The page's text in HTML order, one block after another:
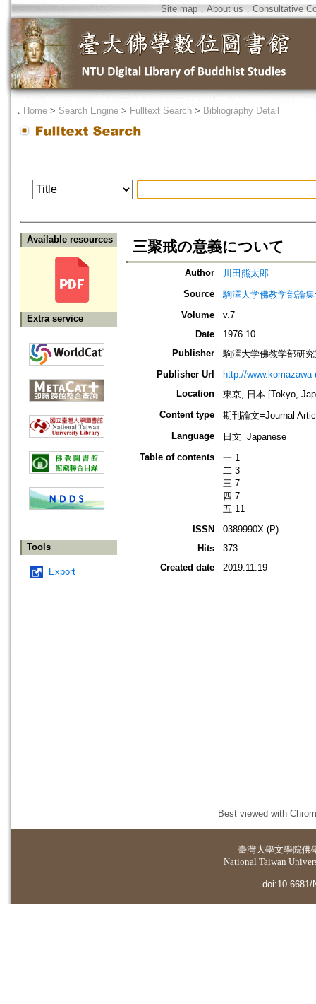
Site map．About us ． Consultative
． Home > Search Engine > Fulltext Search > Bibliography Detail
Available resources
Extra service
Tools
Export
三聚戒の意義について
Author
川田熊太郎
Source
駒澤大学佛教学部論
Volume
v.7
Date
1976.10
Publisher
駒澤大学佛教学部研
Publisher Url
http://
Location
東京, 日本 [Tokyo,
Content type
期刊論文=Journal
Language
日文=Japanese
Table of contents
一 1
二 3
三 7
四 7
五 11
ISSN
0389990X (P)
Hits
373
Created date
2019.11.19
Best viewed with
臺灣大學文學院佛
National Taiwan
doi:10.6681/